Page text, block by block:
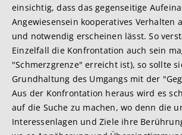
einsichtig, dass das gegenseitige
Angewiesensein kooperatives Verhalten
und notwendig erscheinen lässt. So
Einzelfall die Konfrontation auch sein
"Schmerzgrenze" erreicht ist), so sollte
Grundhaltung des Umgangs mit der
Aus der Konfrontation heraus wird es
auf die Suche zu machen, wo denn die
Interessenlagen und Ziele ihre